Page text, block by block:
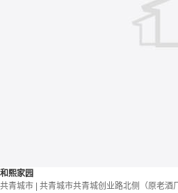
和熙家园
共青城市 | 共青城市共青城创业路北侧（原老酒